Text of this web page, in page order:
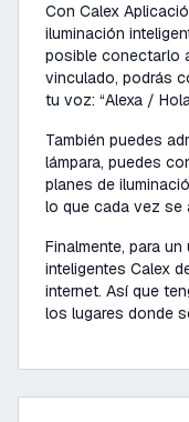
Con Calex
iluminación
posible conectarlo
vinculado, podrás
tu voz: “Alexa /
También puedes
lámpara, puedes
planes de
lo que cada vez se
Finalmente, para
inteligentes Calex
internet. Así que
los lugares donde